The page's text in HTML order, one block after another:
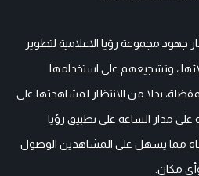
جهود مجموعة رؤيا الاعلامية لتطوير
، وتشجيعهم على استخدامها
بدلا من الانتظار لمشاهدتها على
على مدار الساعة على تطبيق رؤيا
مما يسهل على المشاهدين الوصول
مكان.